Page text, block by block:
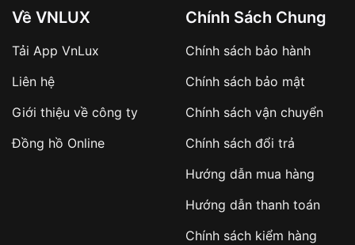
sản phẩm đặc biệt
hàng
Số tiền còn lại thanh toán khi nhận hàng hoặc
✔️ Đảm bảo xử lý đơn hàng nhanh chóng
✔️ Hạn chế tình trạng hủy đơn không mong
Về VNLUX
Tải App VnLux
Liên hệ
Giới thiệu về công ty
Đồng hồ Online
Chính Sách Chung
Chính sách bảo hành
Chính sách bảo mật
Chính sách vận chuyển
Chính sách đổi trả
Hướng dẫn mua hàng
Hướng dẫn thanh toán
Chính sách kiểm hàng